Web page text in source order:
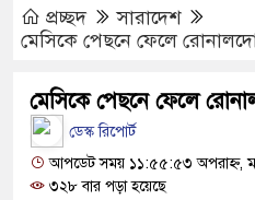
মামলায় গ্রেপ্তার মডেল সিমু
ফ্রি ফায়র গেম নিয়ে বিরোধে
প্রচ্ছদ
সারাদেশ
মেসিকে পেছনে ফেলে
মেসিকে পেছনে ফেলে
ডেস্ক রিপোর্ট
আপডেট সময় ১১:৫৫:৫৩ অপরাহ্ন,
৩২৮ বার পড়া হয়েছে